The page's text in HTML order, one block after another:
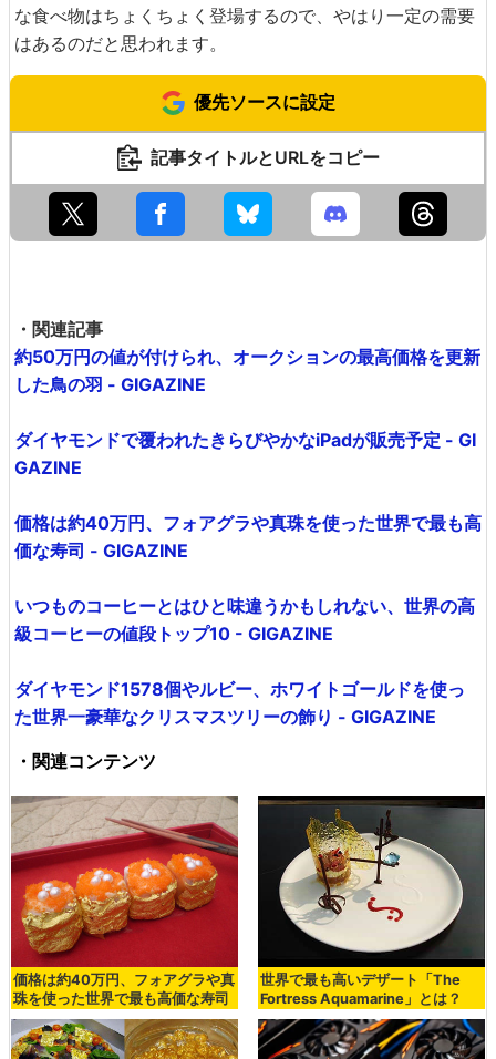
な食べ物はちょくちょく登場するので、やはり一定の需要
はあるのだと思われます。
優先ソースに設定
記事タイトルとURLをコピー
・関連記事
約50万円の値が付けられ、オークションの最高価格を更新
した鳥の羽 - GIGAZINE
ダイヤモンドで覆われたきらびやかなiPadが販売予定 - GI
GAZINE
価格は約40万円、フォアグラや真珠を使った世界で最も高
価な寿司 - GIGAZINE
いつものコーヒーとはひと味違うかもしれない、世界の高
級コーヒーの値段トップ10 - GIGAZINE
ダイヤモンド1578個やルビー、ホワイトゴールドを使っ
た世界一豪華なクリスマスツリーの飾り - GIGAZINE
・関連コンテンツ
価格は約40万円、フォアグラや真
珠を使った世界で最も高価な寿司
世界で最も高いデザート「The
Fortress Aquamarine」とは？